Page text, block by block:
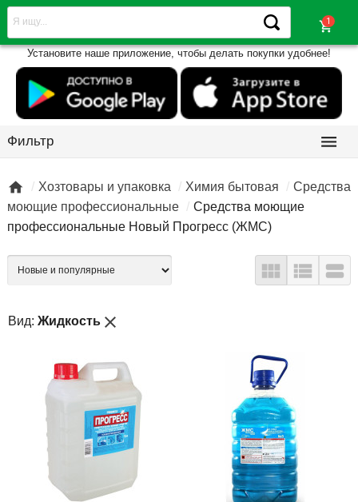
shopping_cart
Установите наше приложение, чтобы делать покупки удобнее!
Фильтр 
 Хозтовары и упаковка Химия бытовая
Средства
моющие профессиональные
Средства моющие
профессиональные Новый Прогресс (ЖМС)
  
Вид: Жидкость close